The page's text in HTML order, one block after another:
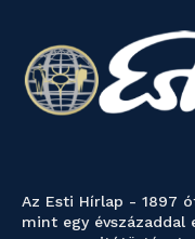
Az Esti Hírlap - 1897
mint egy évszázaddal